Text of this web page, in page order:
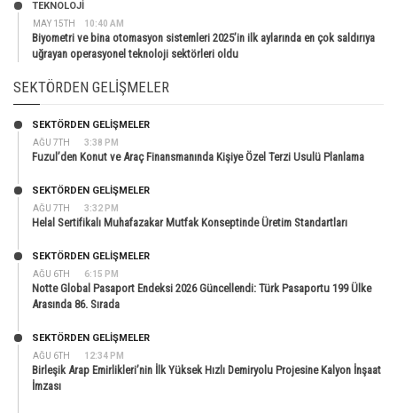
MAY 15TH 10:40 AM
TEKNOLOJİ
Biyometri ve bina otomasyon sistemleri 2025’in ilk aylarında en çok saldırıya
uğrayan operasyonel teknoloji sektörleri oldu
SEKTÖRDEN GELIŞMELER
AĞU 7TH 3:38 PM
SEKTÖRDEN GELIŞMELER
Fuzul’den Konut ve Araç Finansmanında Kişiye Özel Terzi Usulü Planlama
AĞU 7TH 3:32 PM
SEKTÖRDEN GELIŞMELER
Helal Sertifikalı Muhafazakar Mutfak Konseptinde Üretim Standartları
AĞU 6TH 6:15 PM
SEKTÖRDEN GELIŞMELER
Notte Global Pasaport Endeksi 2026 Güncellendi: Türk Pasaportu 199 Ülke
Arasında 86. Sırada
AĞU 6TH 12:34 PM
SEKTÖRDEN GELIŞMELER
Birleşik Arap Emirlikleri’nin İlk Yüksek Hızlı Demiryolu Projesine Kalyon İnşaat
İmzası